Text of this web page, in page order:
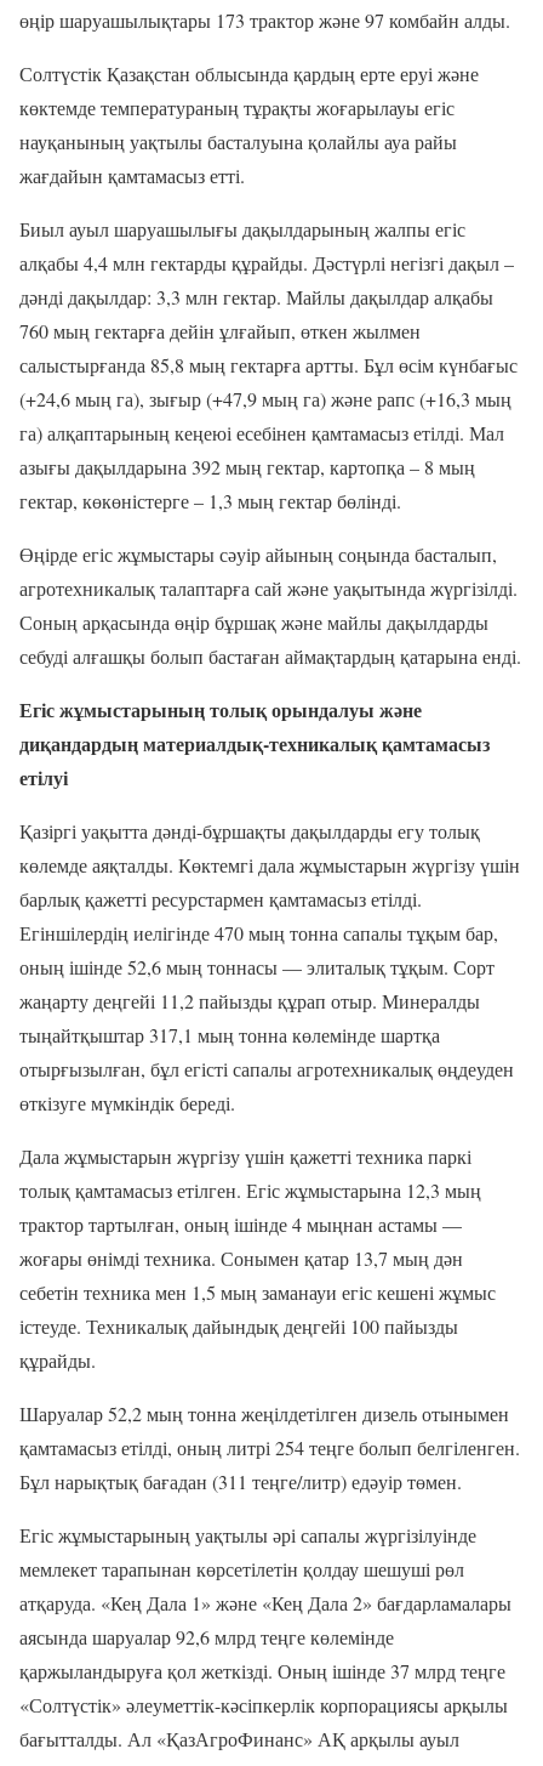
өңір шаруашылықтары 173 трактор және 97 комбайн алды.
Солтүстік Қазақстан облысында қардың ерте еруі және
көктемде температураның тұрақты жоғарылауы егіс
науқанының уақтылы басталуына қолайлы ауа райы
жағдайын қамтамасыз етті.
Биыл ауыл шаруашылығы дақылдарының жалпы егіс
алқабы 4,4 млн гектарды құрайды. Дәстүрлі негізгі дақыл –
дәнді дақылдар: 3,3 млн гектар. Майлы дақылдар алқабы
760 мың гектарға дейін ұлғайып, өткен жылмен
салыстырғанда 85,8 мың гектарға артты. Бұл өсім күнбағыс
(+24,6 мың га), зығыр (+47,9 мың га) және рапс (+16,3 мың
га) алқаптарының кеңеюі есебінен қамтамасыз етілді. Мал
азығы дақылдарына 392 мың гектар, картопқа – 8 мың
гектар, көкөністерге – 1,3 мың гектар бөлінді.
Өңірде егіс жұмыстары сәуір айының соңында басталып,
агротехникалық талаптарға сай және уақытында жүргізілді.
Соның арқасында өңір бұршақ және майлы дақылдарды
себуді алғашқы болып бастаған аймақтардың қатарына енді.
Егіс жұмыстарының толық орындалуы және
диқандардың материалдық-техникалық қамтамасыз
етілуі
Қазіргі уақытта дәнді-бұршақты дақылдарды егу толық
көлемде аяқталды. Көктемгі дала жұмыстарын жүргізу үшін
барлық қажетті ресурстармен қамтамасыз етілді.
Егіншілердің иелігінде 470 мың тонна сапалы тұқым бар,
оның ішінде 52,6 мың тоннасы — элиталық тұқым. Сорт
жаңарту деңгейі 11,2 пайызды құрап отыр. Минералды
тыңайтқыштар 317,1 мың тонна көлемінде шартқа
отырғызылған, бұл егісті сапалы агротехникалық өңдеуден
өткізуге мүмкіндік береді.
Дала жұмыстарын жүргізу үшін қажетті техника паркі
толық қамтамасыз етілген. Егіс жұмыстарына 12,3 мың
трактор тартылған, оның ішінде 4 мыңнан астамы —
жоғары өнімді техника. Сонымен қатар 13,7 мың дән
себетін техника мен 1,5 мың заманауи егіс кешені жұмыс
істеуде. Техникалық дайындық деңгейі 100 пайызды
құрайды.
Шаруалар 52,2 мың тонна жеңілдетілген дизель отынымен
қамтамасыз етілді, оның литрі 254 теңге болып белгіленген.
Бұл нарықтық бағадан (311 теңге/литр) едәуір төмен.
Егіс жұмыстарының уақтылы әрі сапалы жүргізілуінде
мемлекет тарапынан көрсетілетін қолдау шешуші рөл
атқаруда. «Кең Дала 1» және «Кең Дала 2» бағдарламалары
аясында шаруалар 92,6 млрд теңге көлемінде
қаржыландыруға қол жеткізді. Оның ішінде 37 млрд теңге
«Солтүстік» әлеуметтік-кәсіпкерлік корпорациясы арқылы
бағытталды. Ал «ҚазАгроФинанс» АҚ арқылы ауыл